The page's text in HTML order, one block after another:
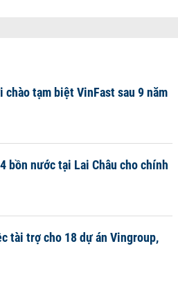
chào tạm biệt VinFast sau 9 năm
bồn nước tại Lai Châu cho chính
tài trợ cho 18 dự án Vingroup,